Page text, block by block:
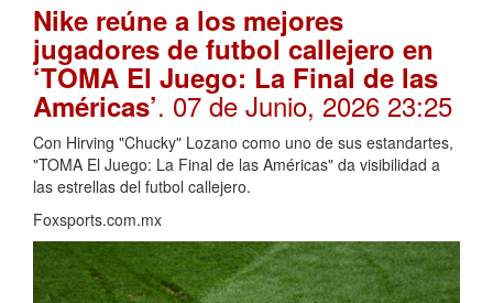
Nike reúne a los mejores
jugadores de futbol callejero en
‘TOMA El Juego: La Final de las
Américas’. 07 de Junio, 2026 23:25
Con Hirving "Chucky" Lozano como uno de sus estandartes,
"TOMA El Juego: La Final de las Américas" da visibilidad a
las estrellas del futbol callejero.
Foxsports.com.mx